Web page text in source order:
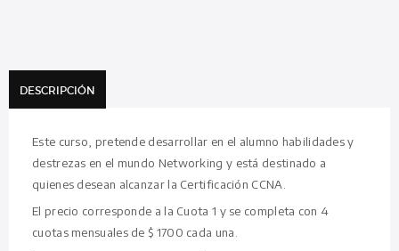
DESCRIPCIÓN
Este curso, pretende desarrollar en el alumno habilidades y
destrezas en el mundo Networking y está destinado a
quienes desean alcanzar la Certificación CCNA.
El precio corresponde a la Cuota 1 y se completa con 4
cuotas mensuales de $ 1700 cada una.